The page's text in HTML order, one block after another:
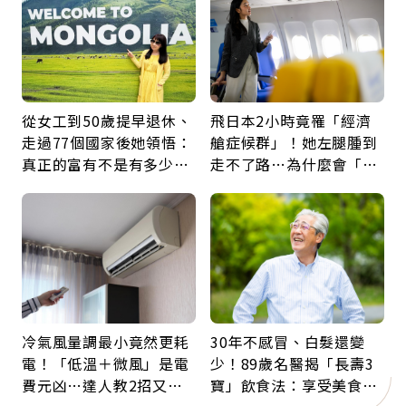
從女工到50歲提早退休、
走過77個國家後她領悟：
真正的富有不是有多少
飛日本2小時竟罹「經濟
艙症候群」！她左腿腫到
走不了路…為什麼會「靜
注意
冷氣風量調最小竟然更耗
電！「低溫＋微風」是電
費元凶…達人教2招又涼
30年不感冒、白髮還變
少！89歲名醫揭「長壽3
寶」飲食法：享受美食不